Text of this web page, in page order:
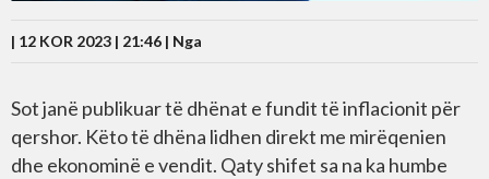
| 12 KOR 2023 | 21:46 | Nga
Sot janë publikuar të dhënat e fundit të inflacionit për
qershor. Këto të dhëna lidhen direkt me mirëqenien
dhe ekonominë e vendit. Qaty shifet sa na ka humbe